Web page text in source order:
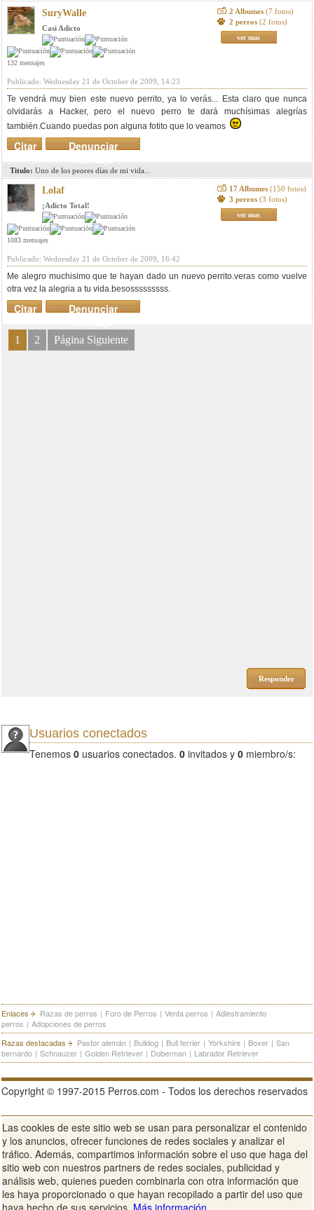
SuryWalle
Casi Adicto
132 mensajes
2 Albumes (7 fotos)
2 perros (2 fotos)
ver mas
Publicado: Wednesday 21 de October de 2009, 14:23
Te vendrá muy bien este nuevo perrito, ya lo verás... Esta claro que nunca
olvidarás a Hacker, pero el nuevo perro te dará muchísimas alegrías
también.Cuando puedas pon alguna fotito que lo veamos
Denunciar
mensaje
Citar
Titulo: Uno de los peores días de mi vida...
Lolaf
¡Adicto Total!
1083 mensajes
17 Albumes (150 fotos)
3 perros (3 fotos)
ver mas
Publicado: Wednesday 21 de October de 2009, 16:42
Me alegro muchisimo que te hayan dado un nuevo perrito.veras como vuelve
otra vez la alegria a tu vida.besosssssssss.
Denunciar
mensaje
Citar
1 2 Página Siguiente
Responder
Usuarios conectados
Tenemos 0 usuarios conectados. 0 invitados y 0 miembro/s:
Enlaces Razas de perros | Foro de Perros | Venta perros | Adiestramiento
perros | Adopciones de perros
Razas destacadas
Pastor alemán | Bulldog | Bull terrier | Yorkshire | Boxer | San
bernardo | Schnauzer | Golden Retriever | Doberman | Labrador Retriever
Copyright © 1997-2015 Perros.com - Todos los derechos reservados
Publicidad en Perros.com | Contacte | Aviso Legal Política de
privacidad | Condiciones de uso
Ver sitio web completo
Las cookies de este sitio web se usan para personalizar el contenido
y los anuncios, ofrecer funciones de redes sociales y analizar el
tráfico. Además, compartimos información sobre el uso que haga del
sitio web con nuestros partners de redes sociales, publicidad y
análisis web, quienes pueden combinarla con otra información que
les haya proporcionado o que hayan recopilado a partir del uso que
haya hecho de sus servicios. Más información.